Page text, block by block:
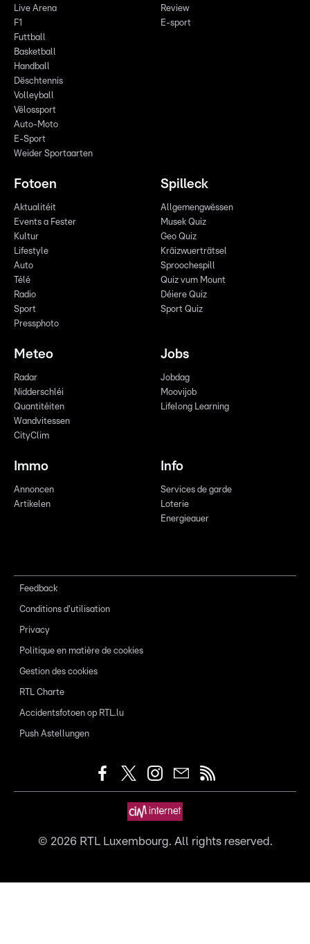
Live Arena
F1
Futtball
Basketball
Handball
Dëschtennis
Volleyball
Vëlossport
Auto-Moto
E-Sport
Weider Sportaarten
Review
E-sport
Fotoen
Aktualitéit
Events a Fester
Kultur
Lifestyle
Auto
Télé
Radio
Sport
Pressphoto
Spilleck
Allgemengwëssen
Musek Quiz
Geo Quiz
Kräizwuerträtsel
Sproochespill
Quiz vum Mount
Déiere Quiz
Sport Quiz
Meteo
Radar
Nidderschléi
Quantitéiten
Wandvitessen
CityClim
Jobs
Jobdag
Moovijob
Lifelong Learning
Immo
Annoncen
Artikelen
Info
Services de garde
Loterie
Energieauer
Feedback
Conditions d'utilisation
Privacy
Politique en matière de cookies
Gestion des cookies
RTL Charte
Accidentsfotoen op RTL.lu
Push Astellungen
© 2026RTL Luxembourg. All rights reserved.